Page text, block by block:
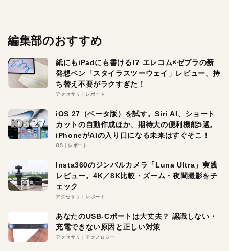
編集部のおすすめ
紙にもiPadにも書ける!? エレコム×ゼブラの新
発想ペン「スタイラスツーウェイ」レビュー。持
ち替え不要がラクすぎた！
アクセサリ レポート
iOS 27（ベータ版）を試す。Siri AI、ショート
カットの自動作成ほか、期待大の便利機能5選。
iPhoneがAIの入り口になる未来はすぐそこ！
OS レポート
Insta360のジンバルカメラ「Luna Ultra」実践
レビュー。4K／8K比較・ズーム・夜間撮影をチ
ェック
アクセサリ レポート
あなたのUSB-Cポートは大丈夫？ 認識しない・
充電できない原因と正しい対策
アクセサリ テクノロジー